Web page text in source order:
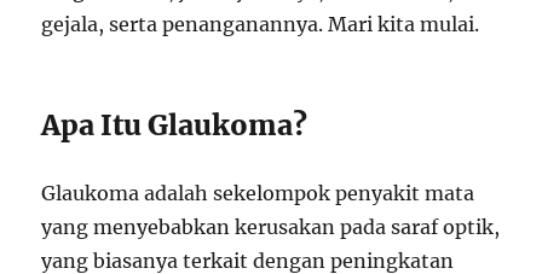
gejala, serta penanganannya. Mari kita mulai.
Apa Itu Glaukoma?
Glaukoma adalah sekelompok penyakit mata
yang menyebabkan kerusakan pada saraf optik,
yang biasanya terkait dengan peningkatan